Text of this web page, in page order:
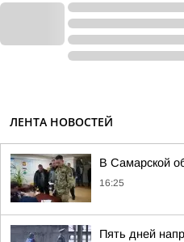
ЛЕНТА НОВОСТЕЙ
В Самарской
16:25
Пять дней